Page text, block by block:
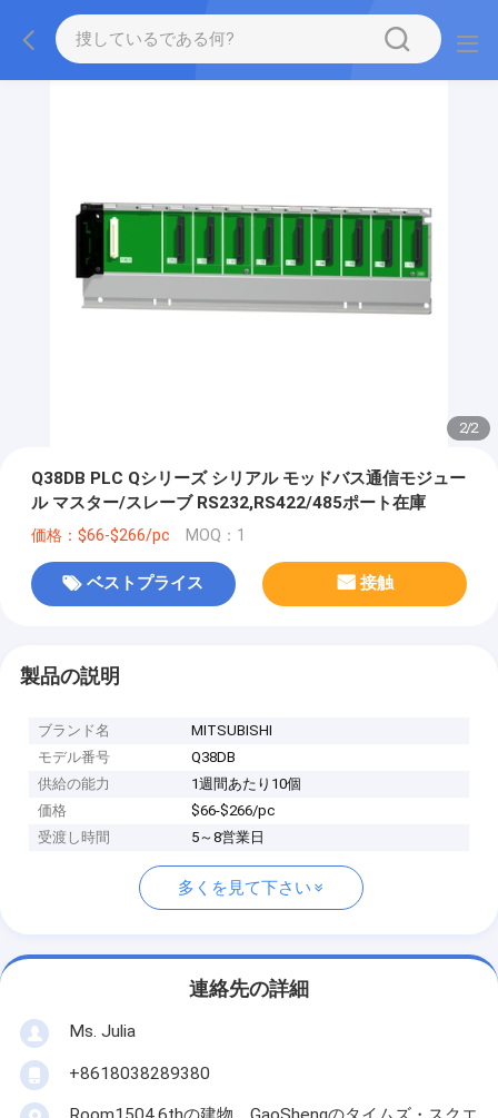
2/2
Q38DB PLC Qシリーズ シリアル モッドバス通信モジュー
ル マスター/スレーブ RS232,RS422/485ポート在庫
価格：$66-$266/pc MOQ：1
ベストプライス 接触
製品の説明
ブランド名
MITSUBISHI
モデル番号
Q38DB
供給の能力
1週間あたり10個
価格
$66-$266/pc
受渡し時間
5～8営業日
多くを見て下さい
連絡先の詳細
Ms. Julia
+8618038289380